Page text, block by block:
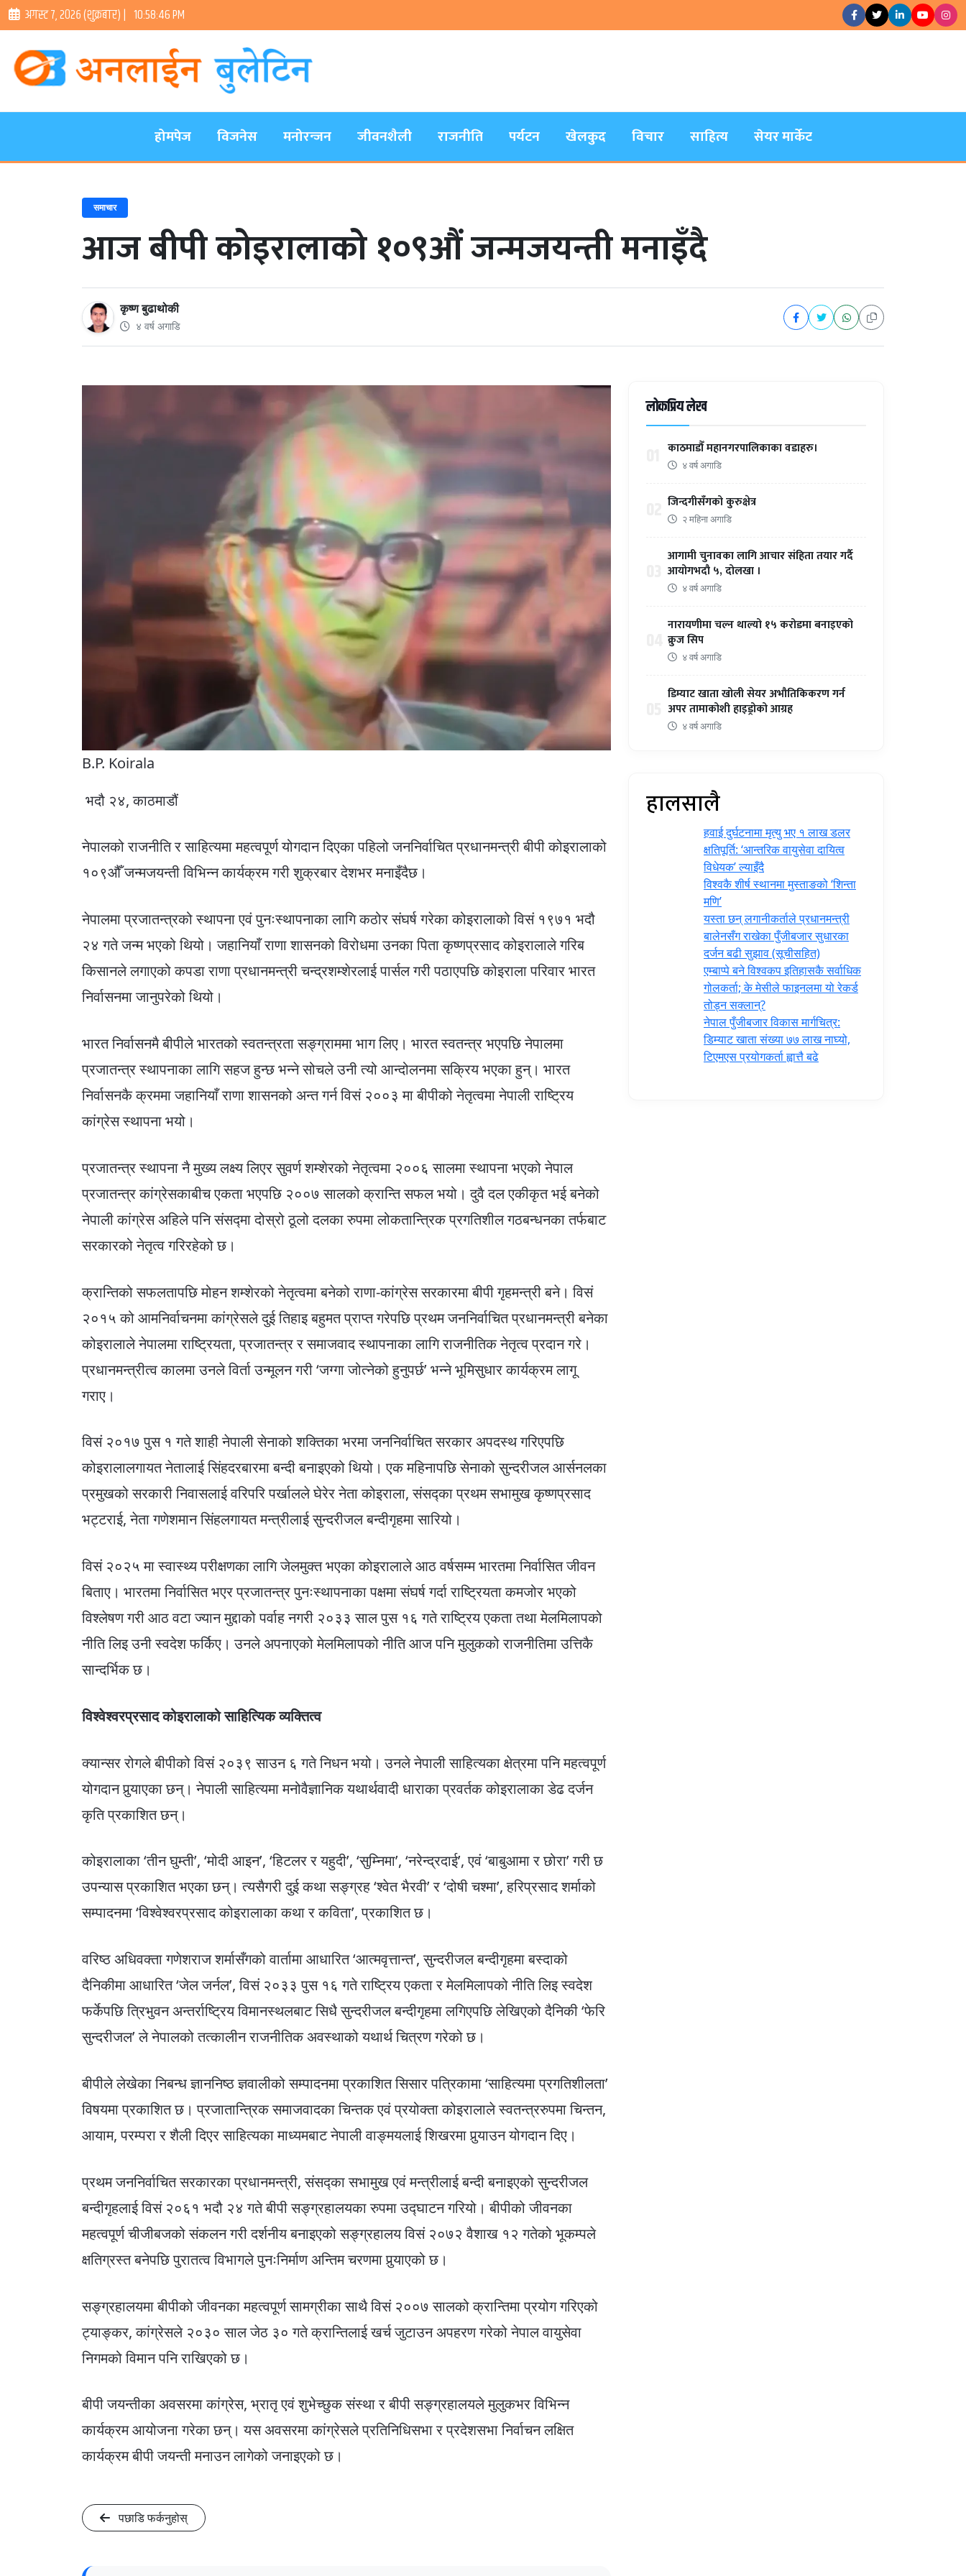
अगस्ट ७, २०२६ (शुक्रबार) | 10:58:47 PM
होमपेज विजनेस मनोरन्जन जीवनशैली राजनीति पर्यटन खेलकुद विचार साहित्य सेयर मार्केट
समाचार
आज बीपी कोइरालाको १०९औं जन्मजयन्ती मनाइँदै
कृष्ण बुढाथोकी
४ वर्ष अगाडि
B.P. Koirala
भदौ २४, काठमाडौं
नेपालको राजनीति र साहित्यमा महत्वपूर्ण योगदान दिएका पहिलो जननिर्वाचित प्रधानमन्त्री बीपी कोइरालाको
१०९औँ जन्मजयन्ती विभिन्न कार्यक्रम गरी शुक्रबार देशभर मनाइँदैछ।
नेपालमा प्रजातन्त्रको स्थापना एवं पुनःस्थापनाका लागि कठोर संघर्ष गरेका कोइरालाको विसं १९७१ भदौ
२४ गते जन्म भएको थियो। जहानियाँ राणा शासनको विरोधमा उनका पिता कृष्णप्रसाद कोइरालाले गरिब
किसानले लगाएको कपडा राणा प्रधानमन्त्री चन्द्रशम्शेरलाई पार्सल गरी पठाएपछि कोइराला परिवार भारत
निर्वासनमा जानुपरेको थियो।
भारत निर्वासनमै बीपीले भारतको स्वतन्त्रता सङ्ग्राममा भाग लिए। भारत स्वतन्त्र भएपछि नेपालमा
प्रजातन्त्र स्थापनाका लागि सहज हुन्छ भन्ने सोचले उनी त्यो आन्दोलनमा सक्रिय भएका हुन्। भारत
निर्वासनकै क्रममा जहानियाँ राणा शासनको अन्त गर्न विसं २००३ मा बीपीको नेतृत्वमा नेपाली राष्ट्रिय
कांग्रेस स्थापना भयो।
प्रजातन्त्र स्थापना नै मुख्य लक्ष्य लिएर सुवर्ण शम्शेरको नेतृत्वमा २००६ सालमा स्थापना भएको नेपाल
प्रजातन्त्र कांग्रेसकाबीच एकता भएपछि २००७ सालको क्रान्ति सफल भयो। दुवै दल एकीकृत भई बनेको
नेपाली कांग्रेस अहिले पनि संसद्मा दोस्रो ठूलो दलका रुपमा लोकतान्त्रिक प्रगतिशील गठबन्धनका तर्फबाट
सरकारको नेतृत्व गरिरहेको छ।
क्रान्तिको सफलतापछि मोहन शम्शेरको नेतृत्वमा बनेको राणा-कांग्रेस सरकारमा बीपी गृहमन्त्री बने। विसं
२०१५ को आमनिर्वाचनमा कांग्रेसले दुई तिहाइ बहुमत प्राप्त गरेपछि प्रथम जननिर्वाचित प्रधानमन्त्री बनेका
कोइरालाले नेपालमा राष्ट्रियता, प्रजातन्त्र र समाजवाद स्थापनाका लागि राजनीतिक नेतृत्व प्रदान गरे।
प्रधानमन्त्रीत्व कालमा उनले विर्ता उन्मूलन गरी ‘जग्गा जोत्नेको हुनुपर्छ’ भन्ने भूमिसुधार कार्यक्रम लागू
गराए।
विसं २०१७ पुस १ गते शाही नेपाली सेनाको शक्तिका भरमा जननिर्वाचित सरकार अपदस्थ गरिएपछि
कोइरालालगायत नेतालाई सिंहदरबारमा बन्दी बनाइएको थियो। एक महिनापछि सेनाको सुन्दरीजल आर्सनलका
प्रमुखको सरकारी निवासलाई वरिपरि पर्खालले घेरेर नेता कोइराला, संसद्का प्रथम सभामुख कृष्णप्रसाद
भट्टराई, नेता गणेशमान सिंहलगायत मन्त्रीलाई सुन्दरीजल बन्दीगृहमा सारियो।
विसं २०२५ मा स्वास्थ्य परीक्षणका लागि जेलमुक्त भएका कोइरालाले आठ वर्षसम्म भारतमा निर्वासित जीवन
बिताए। भारतमा निर्वासित भएर प्रजातन्त्र पुनःस्थापनाका पक्षमा संघर्ष गर्दा राष्ट्रियता कमजोर भएको
विश्लेषण गरी आठ वटा ज्यान मुद्दाको पर्वाह नगरी २०३३ साल पुस १६ गते राष्ट्रिय एकता तथा मेलमिलापको
नीति लिइ उनी स्वदेश फर्किए। उनले अपनाएको मेलमिलापको नीति आज पनि मुलुकको राजनीतिमा उत्तिकै
सान्दर्भिक छ।
विश्वेश्वरप्रसाद कोइरालाको साहित्यिक व्यक्तित्व
क्यान्सर रोगले बीपीको विसं २०३९ साउन ६ गते निधन भयो। उनले नेपाली साहित्यका क्षेत्रमा पनि महत्वपूर्ण
योगदान पुर्‍याएका छन्। नेपाली साहित्यमा मनोवैज्ञानिक यथार्थवादी धाराका प्रवर्तक कोइरालाका डेढ दर्जन
कृति प्रकाशित छन्।
कोइरालाका ‘तीन घुम्ती’, ‘मोदी आइन’, ‘हिटलर र यहुदी’, ‘सुम्निमा’, ‘नरेन्द्रदाई’, एवं ‘बाबुआमा र छोरा’ गरी छ
उपन्यास प्रकाशित भएका छन्। त्यसैगरी दुई कथा सङ्ग्रह ‘श्वेत भैरवी’ र ‘दोषी चश्मा’, हरिप्रसाद शर्माको
सम्पादनमा ‘विश्वेश्वरप्रसाद कोइरालाका कथा र कविता’, प्रकाशित छ।
वरिष्ठ अधिवक्ता गणेशराज शर्मासँगको वार्तामा आधारित ‘आत्मवृत्तान्त’, सुन्दरीजल बन्दीगृहमा बस्दाको
दैनिकीमा आधारित ‘जेल जर्नल’, विसं २०३३ पुस १६ गते राष्ट्रिय एकता र मेलमिलापको नीति लिइ स्वदेश
फर्केपछि त्रिभुवन अन्तर्राष्ट्रिय विमानस्थलबाट सिधै सुन्दरीजल बन्दीगृहमा लगिएपछि लेखिएको दैनिकी ‘फेरि
सुन्दरीजल’ ले नेपालको तत्कालीन राजनीतिक अवस्थाको यथार्थ चित्रण गरेको छ।
बीपीले लेखेका निबन्ध ज्ञाननिष्ठ ज्ञवालीको सम्पादनमा प्रकाशित सिसार पत्रिकामा ‘साहित्यमा प्रगतिशीलता’
विषयमा प्रकाशित छ। प्रजातान्त्रिक समाजवादका चिन्तक एवं प्रयोक्ता कोइरालाले स्वतन्त्ररुपमा चिन्तन,
आयाम, परम्परा र शैली दिएर साहित्यका माध्यमबाट नेपाली वाङ्मयलाई शिखरमा पुर्‍याउन योगदान दिए।
प्रथम जननिर्वाचित सरकारका प्रधानमन्त्री, संसद्का सभामुख एवं मन्त्रीलाई बन्दी बनाइएको सुन्दरीजल
बन्दीगृहलाई विसं २०६१ भदौ २४ गते बीपी सङ्ग्रहालयका रुपमा उद्घाटन गरियो। बीपीको जीवनका
महत्वपूर्ण चीजीबजको संकलन गरी दर्शनीय बनाइएको सङ्ग्रहालय विसं २०७२ वैशाख १२ गतेको भूकम्पले
क्षतिग्रस्त बनेपछि पुरातत्व विभागले पुनःनिर्माण अन्तिम चरणमा पुर्‍याएको छ।
सङ्ग्रहालयमा बीपीको जीवनका महत्वपूर्ण सामग्रीका साथै विसं २००७ सालको क्रान्तिमा प्रयोग गरिएको
ट्याङ्कर, कांग्रेसले २०३० साल जेठ ३० गते क्रान्तिलाई खर्च जुटाउन अपहरण गरेको नेपाल वायुसेवा
निगमको विमान पनि राखिएको छ।
बीपी जयन्तीका अवसरमा कांग्रेस, भ्रातृ एवं शुभेच्छुक संस्था र बीपी सङ्ग्रहालयले मुलुकभर विभिन्न
कार्यक्रम आयोजना गरेका छन्। यस अवसरमा कांग्रेसले प्रतिनिधिसभा र प्रदेशसभा निर्वाचन लक्षित
कार्यक्रम बीपी जयन्ती मनाउन लागेको जनाइएको छ।
पछाडि फर्कनुहोस्
लोकप्रिय लेख
काठमाडौँ महानगरपालिकाका वडाहरु।
४ वर्ष अगाडि
जिन्दगीसँगको कुरुक्षेत्र
२ महिना अगाडि
आगामी चुनावका लागि आचार संहिता तयार गर्दै
आयोगभदौ ५, दोलखा ।
४ वर्ष अगाडि
नारायणीमा चल्न थाल्यो १५ करोडमा बनाइएको
क्रुज सिप
४ वर्ष अगाडि
डिम्याट खाता खोली सेयर अभौतिकिकरण गर्न
अपर तामाकोशी हाइड्रोको आग्रह
४ वर्ष अगाडि
हालसालै
हवाई दुर्घटनामा मृत्यु भए १ लाख डलर
क्षतिपूर्ति: ‘आन्तरिक वायुसेवा दायित्व
विधेयक’ ल्याइँदै
विश्वकै शीर्ष स्थानमा मुस्ताङको ‘शिन्ता
मणि’
यस्ता छन् लगानीकर्ताले प्रधानमन्त्री
‍बालेनसँग राखेका पुँजीबजार सुधारका
दर्जन बढी सुझाव (सूचीसहित)
एम्बाप्पे बने विश्वकप इतिहासकै सर्वाधिक
गोलकर्ता; के मेसीले फाइनलमा यो रेकर्ड
तोड्न सक्लान्?
नेपाल पुँजीबजार विकास मार्गचित्र:
डिम्याट खाता संख्या ७७ लाख नाघ्यो,
टिएमएस प्रयोगकर्ता ह्वात्तै बढे